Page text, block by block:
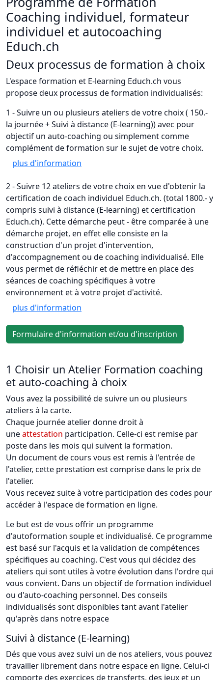
Coaching individuel, formateur
individuel et autocoaching
Educh.ch
Deux processus de formation à choix
L'espace formation et E-learning Educh.ch vous
propose deux processus de formation individualisés:
1 - Suivre un ou plusieurs ateliers de votre choix ( 150.-
la journée + Suivi à distance (E-learning)) avec pour
objectif un auto-coaching ou simplement comme
complément de formation sur le sujet de votre choix.
plus d'information
2 - Suivre 12 ateliers de votre choix en vue d'obtenir la
certification de coach individuel Educh.ch. (total 1800.- y
compris suivi à distance (E-learning) et certification
Educh.ch). Cette démarche peut - être comparée à une
démarche projet, en effet elle consiste en la
construction d'un projet d'intervention,
d'accompagnement ou de coaching individualisé. Elle
vous permet de réfléchir et de mettre en place des
séances de coaching spécifiques à votre
environnement et à votre projet d'activité.
plus d'information
Formulaire d'information et/ou d'inscription
1 Choisir un Atelier Formation coaching
et auto-coaching à choix
Vous avez la possibilité de suivre un ou plusieurs
ateliers à la carte.
Chaque journée atelier donne droit à
uneattestation participation. Celle-ci est remise par
poste dans les mois qui suivent la formation.
Un document de cours vous est remis à l'entrée de
l'atelier, cette prestation est comprise dans le prix de
l'atelier.
Vous recevez suite à votre participation des codes pour
accéder à l'espace de formation en ligne.
Le but est de vous offrir un programme
d'autoformation souple et individualisé. Ce programme
est basé sur l'acquis et la validation de compétences
spécifiques au coaching. C'est vous qui décidez des
ateliers qui sont utiles à votre évolution dans l'ordre qui
vous convient. Dans un objectif de formation individuel
ou d'auto-coaching personnel. Des conseils
individualisés sont disponibles tant avant l'atelier
qu'après dans notre espace
Suivi à distance (E-learning)
Dés que vous avez suivi un de nos ateliers, vous pouvez
travailler librement dans notre espace en ligne. Celui-ci
comporte des exercices de transferts, des jeux et un